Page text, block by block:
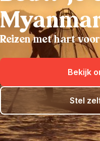
Reizen met hart
Bekijk
Stel